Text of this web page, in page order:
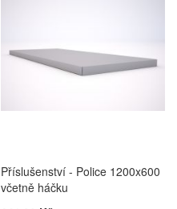
Příslušenství - Police 1200x600
včetně háčku